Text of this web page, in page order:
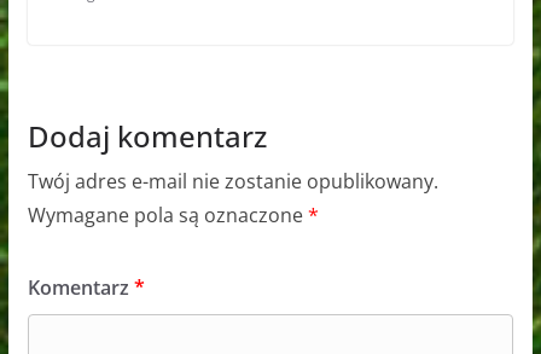
Dodaj komentarz
Twój adres e-mail nie zostanie opublikowany.
Wymagane pola są oznaczone*
Komentarz *